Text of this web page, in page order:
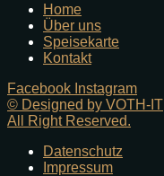
Home
Über uns
Speisekarte
Kontakt
Facebook Instagram
© Designed by VOTH-IT
All Right Reserved.
Datenschutz
Impressum